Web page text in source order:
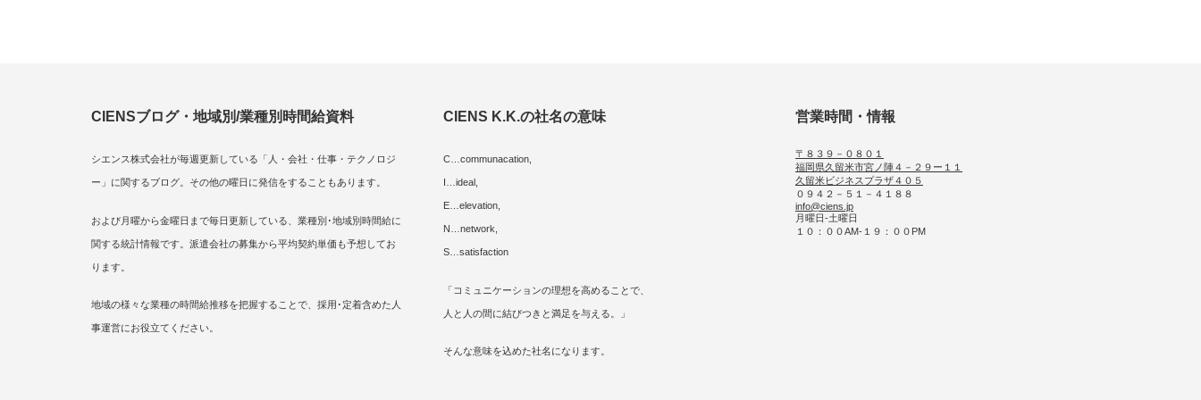
CIENSブログ・地域別/業種別時間給資料
シエンス株式会社が毎週更新している「人・会社・仕事・テクノロジ
ー」に関するブログ。その他の曜日に発信をすることもあります。
および月曜から金曜日まで毎日更新している、業種別･地域別時間給に
関する統計情報です。派遣会社の募集から平均契約単価も予想してお
ります。
地域の様々な業種の時間給推移を把握することで、採用･定着含めた人
事運営にお役立てください。
CIENS K.K.の社名の意味
C…communacation,
I…ideal,
E…elevation,
N…network,
S…satisfaction
「コミュニケーションの理想を高めることで、
人と人の間に結びつきと満足を与える。」
そんな意味を込めた社名になります。
営業時間・情報
〒８３９－０８０１
福岡県久留米市宮ノ陣４－２９ー１１
久留米ビジネスプラザ４０５
０９４２－５１－４１８８
info@ciens.jp
月曜日-土曜日
１０：００AM-１９：００PM